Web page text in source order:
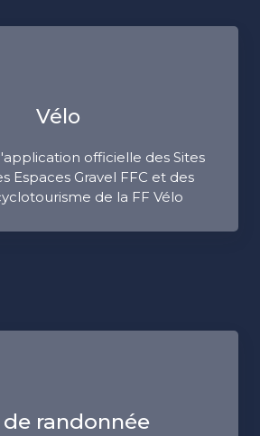
Vélo
officielle des Sites
Espaces Gravel FFC et des
de la FF Vélo
de randonnée